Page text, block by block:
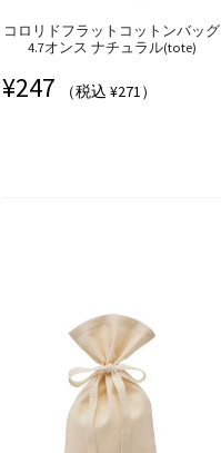
コロリドフラットコットンバッグ
4.7オンス ナチュラル(tote)
¥247 （税込 ¥271）